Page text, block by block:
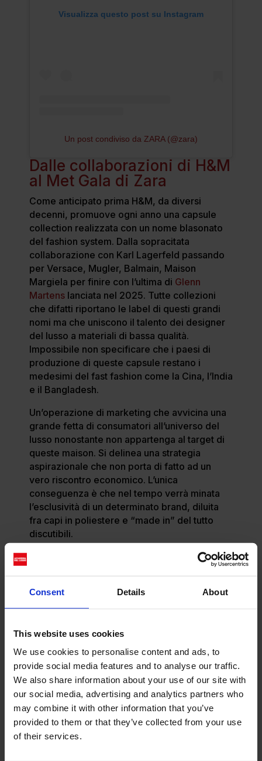
Consent Details About
This website uses cookies
We use cookies to personalise content and ads, to
provide social media features and to analyse our traffic.
We also share information about your use of our site with
our social media, advertising and analytics partners who
may combine it with other information that you’ve
provided to them or that they’ve collected from your use
of their services.
Visualizza questo post su Instagram
Un post condiviso da ZARA (@zara)
Dalle collaborazioni di H&M
al Met Gala di Zara
Come anticipato prima H&M, da diversi
decenni, promuove ogni anno una capsule
collection realizzata con un nome blasonato
del fashion system. Dalla sopracitata
collaborazione con Karl Lagerfeld passando
per Versace, Mugler, Balmain, Maison
Margiela per finire con l’ultima di Glenn
Martens lanciata nel 2025. Tutte collezioni
che difatti riportano le label di questi grandi
nomi ma che uniscono il talento dei designer
del lusso a materiali di bassa qualità.
Impossibile non specificare che i paesi di
produzione di queste capsule restano i
medesimi del fast fashion come la Cina, l’India
e il Bangladesh.
Un’operazione di marketing che avvicina una
grande fetta di consumatori all’universo del
lusso nonostante non appartenga al target di
queste maison. Si delinea una strategia
aspirazionale che non porta di fatto ad un
vero riscontro economico. L’unica
conseguenza è che nel tempo verrà minata
l’esclusività di un determinato brand, diluita
fra capi in poliestere e “made in” del tutto
discutibili.
Visualizza questo post su Instagram